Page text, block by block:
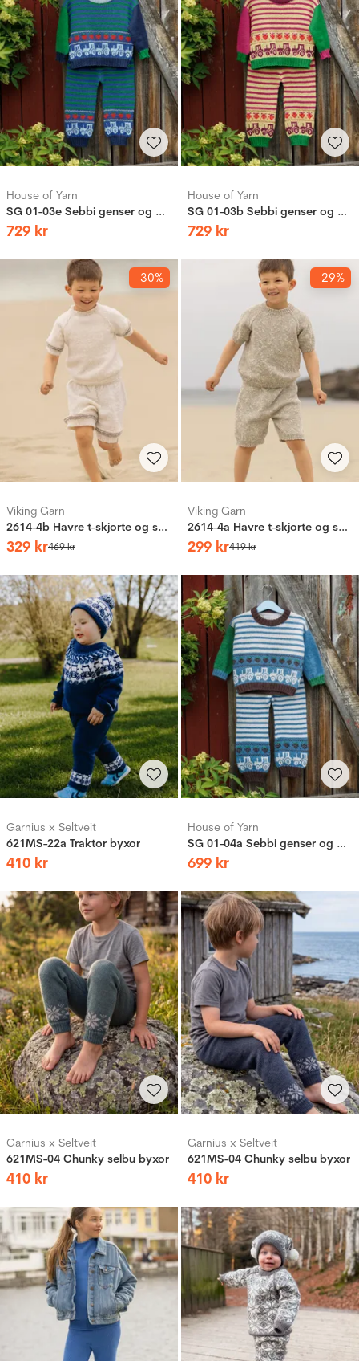
House of Yarn
SG 01-03e Sebbi genser og bukse
729 kr
House of Yarn
SG 01-03b Sebbi genser og bukse
729 kr
-30%
Viking Garn
2614-4b Havre t-skjorte og shorts
329 kr469kr
-29%
Viking Garn
2614-4a Havre t-skjorte og shorts
299 kr419kr
Garnius x Seltveit
621MS-22a Traktor byxor
410 kr
House of Yarn
SG 01-04a Sebbi genser og bukse
699 kr
Garnius x Seltveit
621MS-04 Chunky selbu byxor
410 kr
Garnius x Seltveit
621MS-04 Chunky selbu byxor
410 kr